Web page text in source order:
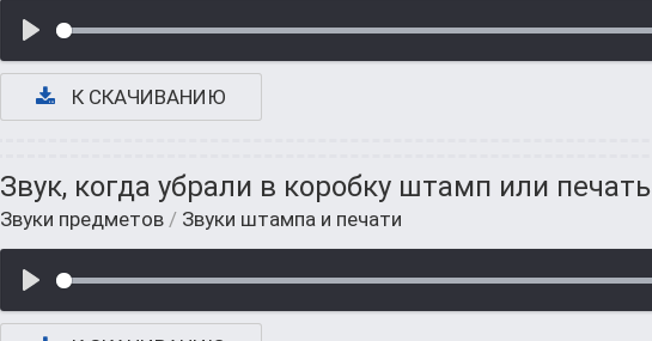
К СКАЧИВАНИЮ
Звук, когда убрали в коробку штамп или печать
Звуки предметов / Звуки штампа и печати